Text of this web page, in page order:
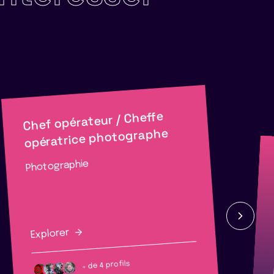
Chef opérateur / Cheffe
opératrice photographe
Photographie
Explorer
+ de 4 profils